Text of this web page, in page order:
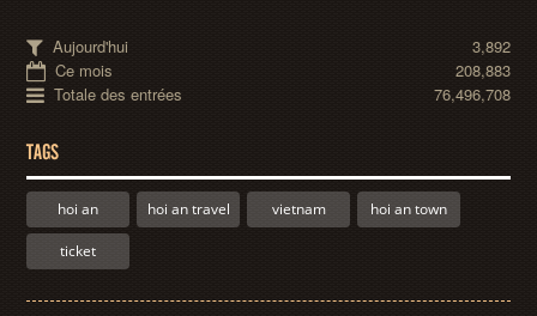
Aujourd'hui
3,892
Ce mois
208,883
Totale des entrées
76,496,708
TAGS
hoi an hoi an travel vietnam hoi an town
ticket